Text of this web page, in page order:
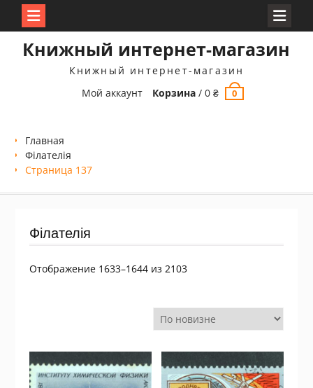
Книжный интернет-магазин
Книжный интернет-магазин
Мой аккаунт
Корзина /0₴ 0
Главная
Філателія
Страница 137
Філателія
Отображение 1633–1644 из 2103Сортировка: